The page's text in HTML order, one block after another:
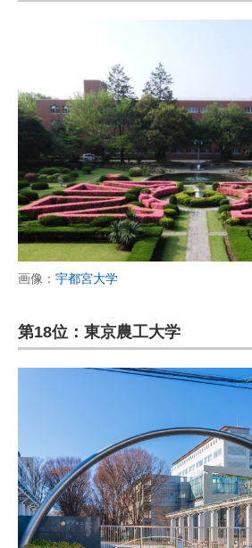
画像： 宇都宮大学
第18位：東京農工大学